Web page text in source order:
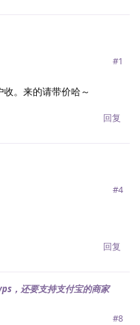
#1
收。来的请带价哈～
回复
#4
回复
，还要支持支付宝的商家
#8